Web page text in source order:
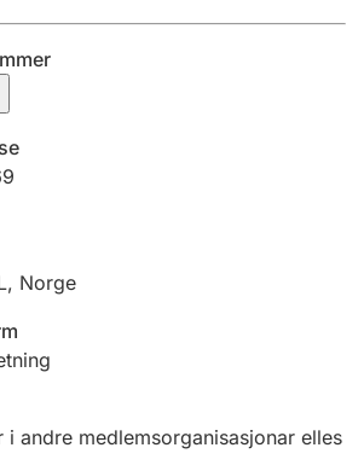
, Norge
i andre medlemsorganisasjonar elles